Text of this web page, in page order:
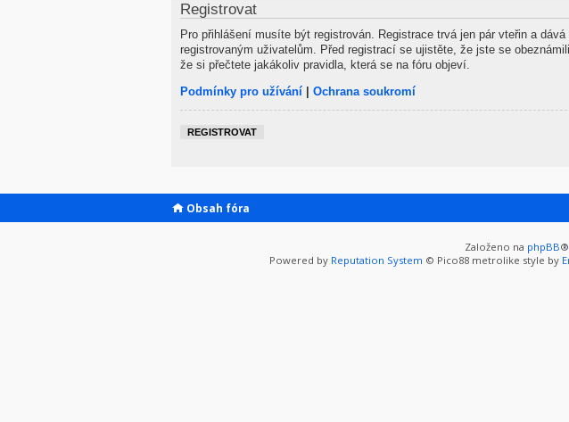
Registrovat
Pro přihlášení musíte být registrován. Registrace trvá jen pár vteřin a
registrovaným uživatelům. Před registrací se ujistěte, že jste se
že si přečtete jakákoliv pravidla, která se na fóru objeví.
Podmínky pro užívání | Ochrana soukromí
REGISTROVAT
Obsah fóra
Založeno na phpBB
Powered by Reputation System © Pico88 metrolike style by